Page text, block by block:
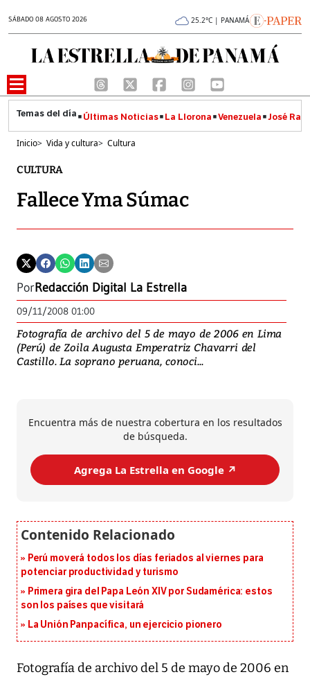
SÁBADO 08 AGOSTO 2026 25.2°C | PANAMÁ
Últimas Noticias La Llorona Venezuela José
Inicio> Vida y cultura> Cultura
CULTURA
Fallece Yma Súmac
PorRedacción Digital La Estrella
09/11/2008 01:00
Fotografía de archivo del 5 de mayo de 2006 en Lima
(Perú) de Zoila Augusta Emperatriz Chavarri del
Castillo. La soprano peruana, conoci...
Encuentra más de nuestra cobertura en los resultados
de búsqueda.
Agrega La Estrella en Google ↗️
Perú moverá todos los días feriados al viernes para
potenciar productividad y turismo
Primera gira del Papa León XIV por Sudamérica: estos
son los países que visitará
La Unión Panpacífica, un ejercicio pionero
Fotografía de archivo del 5 de mayo de 2006 en